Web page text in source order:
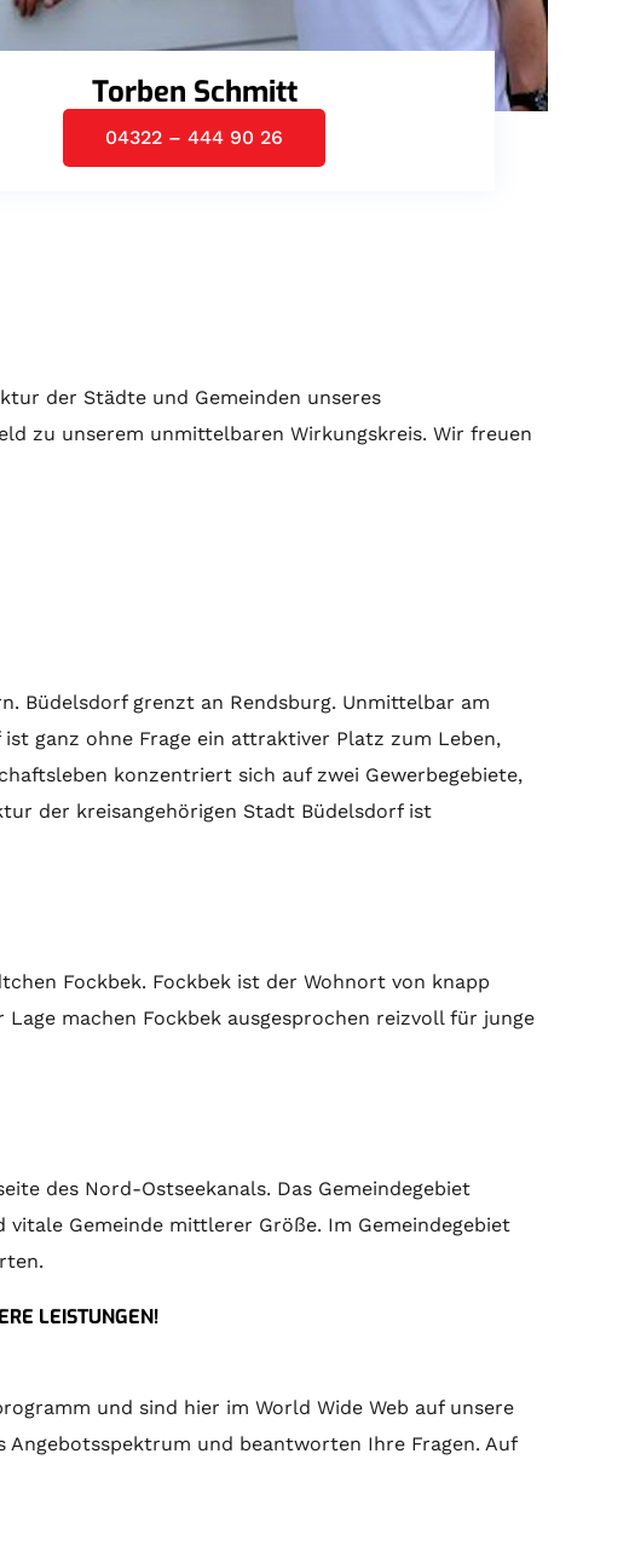
Torben Schmitt
04322 – 444 90 26
der Städte und Gemeinden unseres
zu unserem unmittelbaren Wirkungskreis. Wir freuen
Büdelsdorf grenzt an Rendsburg. Unmittelbar am
ganz ohne Frage ein attraktiver Platz zum Leben,
konzentriert sich auf zwei Gewerbegebiete,
der kreisangehörigen Stadt Büdelsdorf ist
Fockbek. Fockbek ist der Wohnort von knapp
machen Fockbek ausgesprochen reizvoll für junge
des Nord-Ostseekanals. Das Gemeindegebiet
Gemeinde mittlerer Größe. Im Gemeindegebiet
LEISTUNGEN!
und sind hier im World Wide Web auf unsere
und beantworten Ihre Fragen. Auf